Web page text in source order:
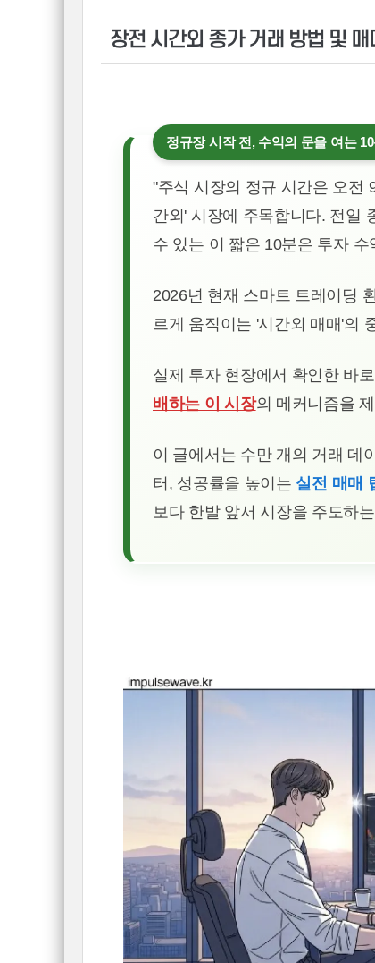
장전 시간외 종가 거래 방법 및
정규장 시작 전, 수익의 문을 여는
"주식 시장의 정규 시간은 오전
간외' 시장에 주목합니다. 전일
수 있는 이 짧은 10분은 투자
2026년 현재 스마트 트레이딩
르게 움직이는 '시간외 매매'의
실제 투자 현장에서 확인한 바
배하는 이 시장의 메커니즘을
이 글에서는 수만 개의 거래 데
터, 성공률을 높이는 실전 매매
보다 한발 앞서 시장을 주도하